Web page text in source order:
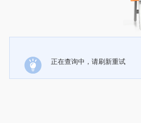
正在查询中，请刷新重试